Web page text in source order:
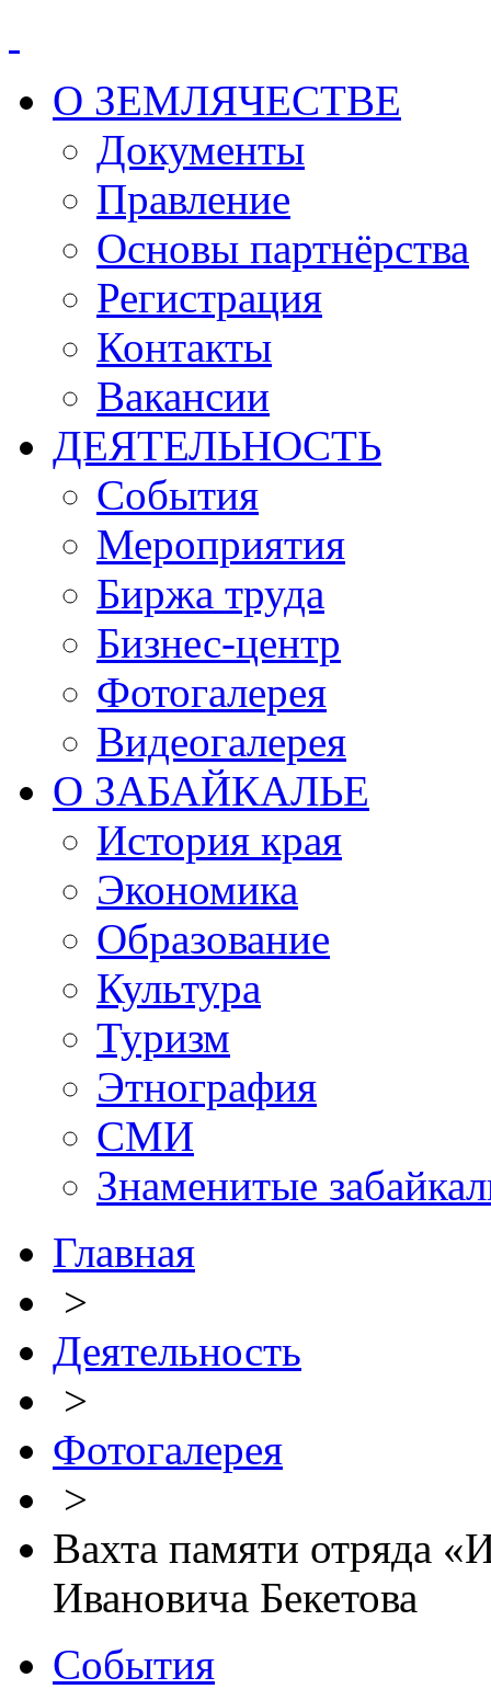
О ЗЕМЛЯЧЕСТВЕ
Документы
Правление
Основы партнёрства
Регистрация
Контакты
Вакансии
ДЕЯТЕЛЬНОСТЬ
События
Мероприятия
Биржа труда
Бизнес-центр
Фотогалерея
Видеогалерея
О ЗАБАЙКАЛЬЕ
История края
Экономика
Образование
Культура
Туризм
Этнография
СМИ
Знаменитые
Главная
>
Деятельность
>
Фотогалерея
>
Вахта памяти отряда
Ивановича Бекетова
События